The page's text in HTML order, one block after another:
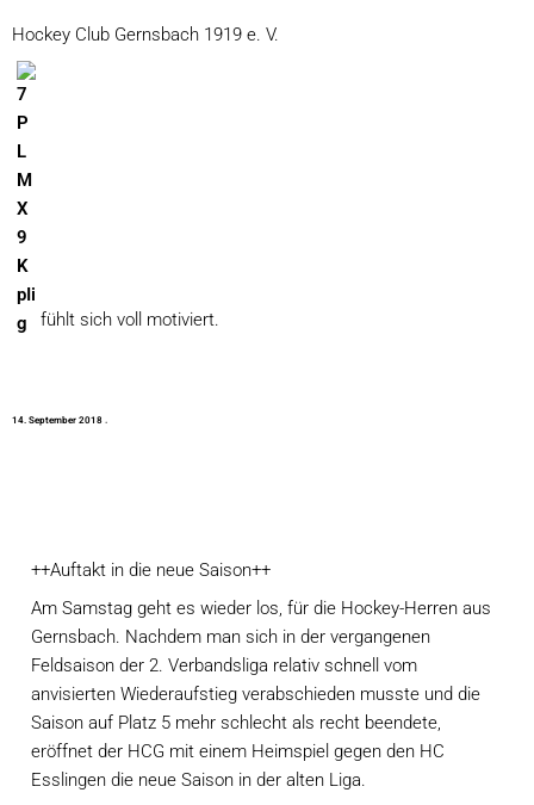
Hockey Club Gernsbach 1919 e. V.
fühlt sich voll motiviert.
1 4. September 201 8 ·
++Auftakt in die neue Saison++
Am Samstag geht es wieder los, für die Hockey-Herren aus
Gernsbach. Nachdem man sich in der vergangenen
Feldsaison der 2. Verbandsliga relativ schnell vom
anvisierten Wiederaufstieg verabschieden musste und die
Saison auf Platz 5 mehr schlecht als recht beendete,
eröffnet der HCG mit einem Heimspiel gegen den HC
Esslingen die neue Saison in der alten Liga.